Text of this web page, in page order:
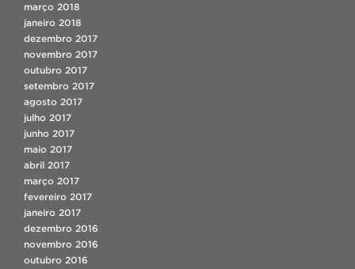
março 2018
janeiro 2018
dezembro 2017
novembro 2017
outubro 2017
setembro 2017
agosto 2017
julho 2017
junho 2017
maio 2017
abril 2017
março 2017
fevereiro 2017
janeiro 2017
dezembro 2016
novembro 2016
outubro 2016